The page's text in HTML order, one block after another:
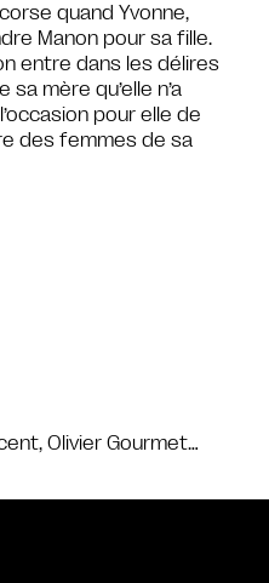
Olivier Gourmet…
quand Yvonne,
Manon pour sa fille.
entre dans les délires
mère qu’elle n’a
pour elle de
des femmes de sa